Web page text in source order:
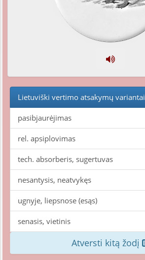
Lietuviški vertimo atsakymų variantai
pasibjaurėjimas
rel. apsiplovimas
tech. absorberis, sugertuvas
nesantysis, neatvykęs
ugnyje, liepsnose (esąs)
senasis, vietinis
Atversti kitą žodį